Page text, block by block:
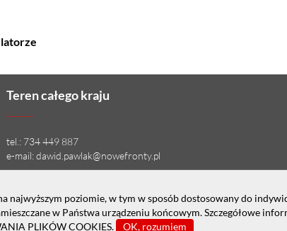
Teren całego kraju
tel.: 734 449 887
e-mail:dawid.pawlak@nowefronty.pl
najwyższym poziomie, w tym w sposób dostosowany do
w Państwa urządzeniu końcowym. Szczegółowe
PLIKÓW COOKIES. OK, rozumiem